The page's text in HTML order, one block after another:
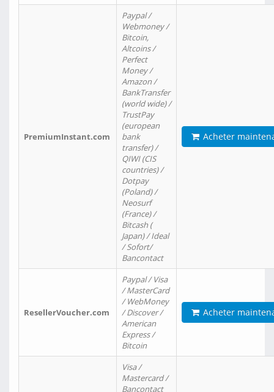
PremiumInstant.com
Paypal /
Webmoney /
Bitcoin,
Altcoins /
Perfect
Money /
Amazon /
BankTransfer
(world wide) /
TrustPay
(european
bank
transfer) /
QIWI (CIS
countries) /
Dotpay
(Poland) /
Neosurf
(France) /
Bitcash (
Japan) / Ideal
/ Sofort/
Bancontact
Acheter
ResellerVoucher.com
Paypal / Visa
/ MasterCard
/ WebMoney
/ Discover /
American
Express /
Bitcoin
Acheter
Visa /
Mastercard /
Bancontact